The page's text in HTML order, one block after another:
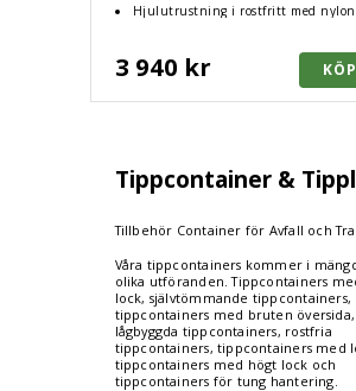
Hjulutrustning i rostfritt med
3 940 kr
Tippcontainer &
Tillbehör Container för Avfall och
Våra tippcontainers kommer i
olika utföranden. Tippcontainers
lock, självtömmande tippcontainers,
tippcontainers med bruten översida,
lågbyggda tippcontainers, rostfria
tippcontainers, tippcontainers med
tippcontainers med högt lock och
tippcontainers för tung hantering.